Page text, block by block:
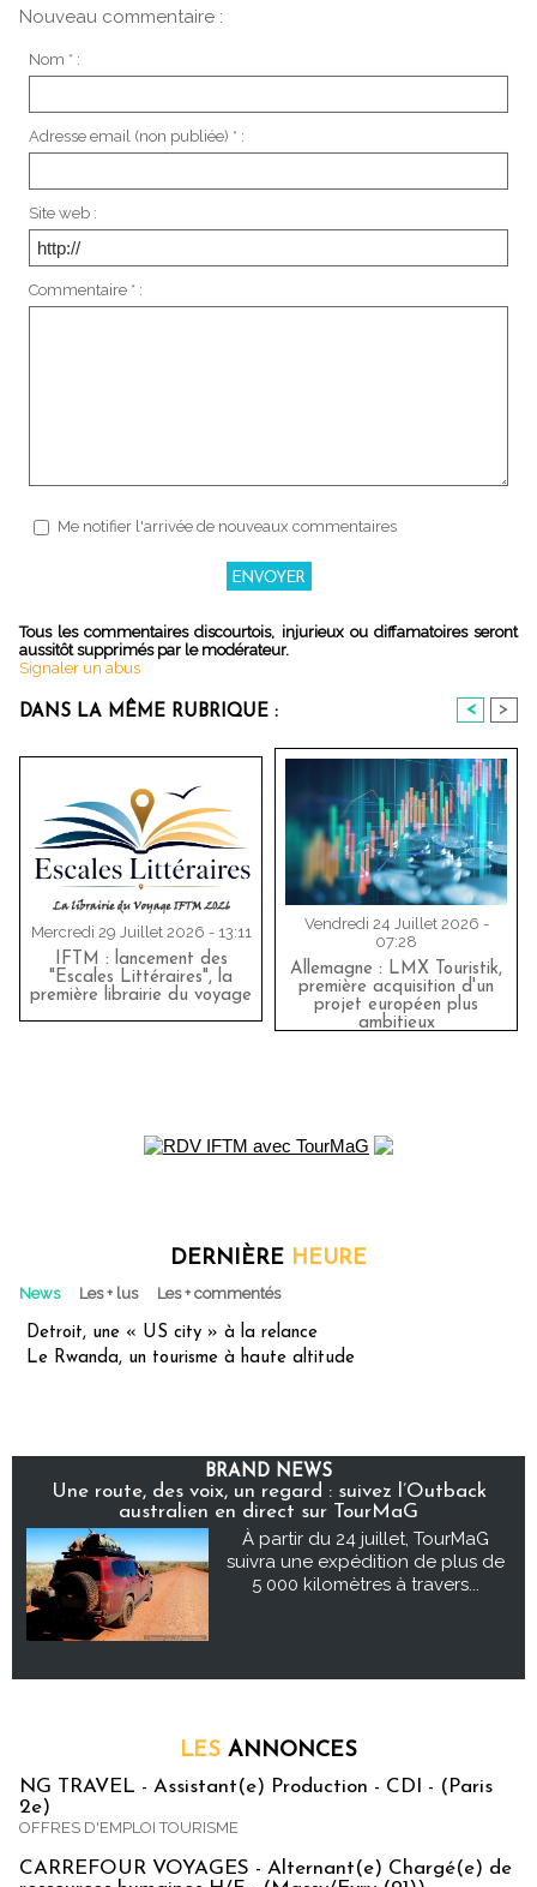
Nouveau commentaire :
Nom * :
Adresse email (non publiée) * :
Site web :
Commentaire * :
Me notifier l'arrivée de nouveaux commentaires
Tous les commentaires discourtois, injurieux ou diffamatoires seront
aussitôt supprimés par le modérateur.
Signaler un abus
DANS LA MÊME RUBRIQUE : < >
Mercredi 29 Juillet 2026 - 13:11
IFTM : lancement des
"Escales Littéraires", la
première librairie du voyage
Vendredi 24 Juillet 2026 -
07:28
Allemagne : LMX Touristik,
première acquisition d'un
projet européen plus
ambitieux
DERNIÈRE HEURE
News Les + lus Les + commentés
Detroit, une « US city » à la relance
Le Rwanda, un tourisme à haute altitude
BRAND NEWS
Une route, des voix, un regard : suivez l’Outback
australien en direct sur TourMaG
À partir du 24 juillet, TourMaG
suivra une expédition de plus de
5 000 kilomètres à travers...
LES ANNONCES
NG TRAVEL - Assistant(e) Production - CDI - (Paris
2e)
OFFRES D'EMPLOI TOURISME
CARREFOUR VOYAGES - Alternant(e) Chargé(e) de